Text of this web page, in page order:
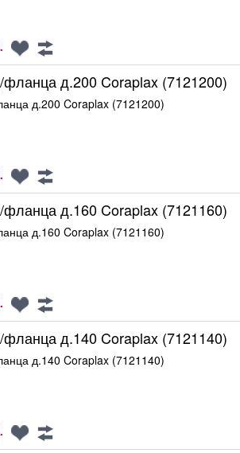
д.200 Coraplax (7121200)
д.200 Coraplax (7121200)
д.160 Coraplax (7121160)
д.160 Coraplax (7121160)
д.140 Coraplax (7121140)
д.140 Coraplax (7121140)